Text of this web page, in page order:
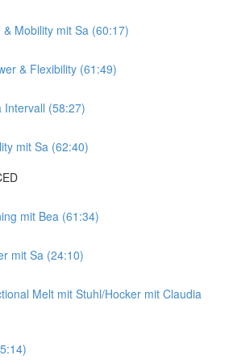
& Mobility mit Sa (60:17)
& Flexibility (61:49)
Intervall (58:27)
mit Sa (62:40)
mit Bea (61:34)
mit Sa (24:10)
Melt mit Stuhl/Hocker mit Claudia